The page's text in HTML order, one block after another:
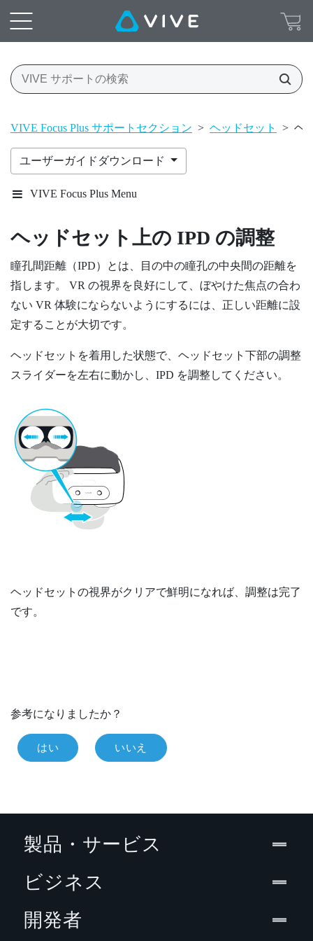
VIVE Focus Plus サポートセクション > ヘッドセット > ヘ
ユーザーガイドダウンロード
VIVE Focus Plus Menu
ヘッドセット上の IPD の調整
瞳孔間距離（IPD）とは、目の中の瞳孔の中央間の距離を
指します。 VR の視界を良好にして、ぼやけた焦点の合わ
ない VR 体験にならないようにするには、正しい距離に設
定することが大切です。
ヘッドセットを着用した状態で、ヘッドセット下部の調整
スライダーを左右に動かし、IPD を調整してください。
ヘッドセットの視界がクリアで鮮明になれば、調整は完了
です。
参考になりましたか？
はい いいえ
製品・サービス
ビジネス
開発者